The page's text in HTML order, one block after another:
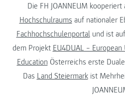
Die FH JOANNEUM kooperiert
Hochschulraums auf nationaler
Fachhochschulenportalund ist
dem Projekt EU4DUAL –
Education Österreichs erste
Das Land Steiermarkist